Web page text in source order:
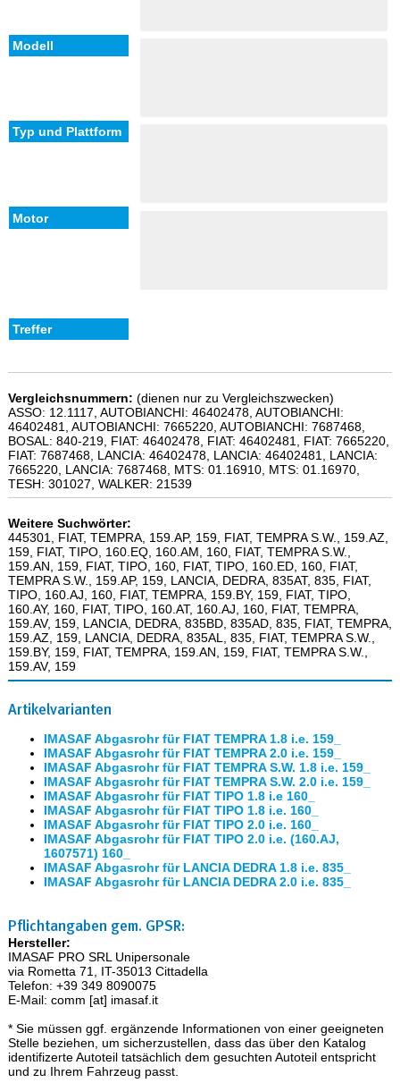
Vergleichsnummern: (dienen nur zu Vergleichszwecken)
ASSO: 12.1117, AUTOBIANCHI: 46402478, AUTOBIANCHI:
46402481, AUTOBIANCHI: 7665220, AUTOBIANCHI: 7687468,
BOSAL: 840-219, FIAT: 46402478, FIAT: 46402481, FIAT: 7665220,
FIAT: 7687468, LANCIA: 46402478, LANCIA: 46402481, LANCIA:
7665220, LANCIA: 7687468, MTS: 01.16910, MTS: 01.16970,
TESH: 301027, WALKER: 21539
Weitere Suchwörter:
445301, FIAT, TEMPRA, 159.AP, 159, FIAT, TEMPRA S.W., 159.AZ,
159, FIAT, TIPO, 160.EQ, 160.AM, 160, FIAT, TEMPRA S.W.,
159.AN, 159, FIAT, TIPO, 160, FIAT, TIPO, 160.ED, 160, FIAT,
TEMPRA S.W., 159.AP, 159, LANCIA, DEDRA, 835AT, 835, FIAT,
TIPO, 160.AJ, 160, FIAT, TEMPRA, 159.BY, 159, FIAT, TIPO,
160.AY, 160, FIAT, TIPO, 160.AT, 160.AJ, 160, FIAT, TEMPRA,
159.AV, 159, LANCIA, DEDRA, 835BD, 835AD, 835, FIAT, TEMPRA,
159.AZ, 159, LANCIA, DEDRA, 835AL, 835, FIAT, TEMPRA S.W.,
159.BY, 159, FIAT, TEMPRA, 159.AN, 159, FIAT, TEMPRA S.W.,
159.AV, 159
Artikelvarianten
IMASAF Abgasrohr für FIAT TEMPRA 1.8 i.e. 159_
IMASAF Abgasrohr für FIAT TEMPRA 2.0 i.e. 159_
IMASAF Abgasrohr für FIAT TEMPRA S.W. 1.8 i.e. 159_
IMASAF Abgasrohr für FIAT TEMPRA S.W. 2.0 i.e. 159_
IMASAF Abgasrohr für FIAT TIPO 1.8 i.e 160_
IMASAF Abgasrohr für FIAT TIPO 1.8 i.e. 160_
IMASAF Abgasrohr für FIAT TIPO 2.0 i.e. 160_
IMASAF Abgasrohr für FIAT TIPO 2.0 i.e. (160.AJ,
1607571) 160_
IMASAF Abgasrohr für LANCIA DEDRA 1.8 i.e. 835_
IMASAF Abgasrohr für LANCIA DEDRA 2.0 i.e. 835_
Pflichtangaben gem. GPSR:
Hersteller:
IMASAF PRO SRL Unipersonale
via Rometta 71, IT-35013 Cittadella
Telefon: +39 349 8090075
E-Mail: comm [at] imasaf.it
* Sie müssen ggf. ergänzende Informationen von einer geeigneten
Stelle beziehen, um sicherzustellen, dass das über den Katalog
identifizerte Autoteil tatsächlich dem gesuchten Autoteil entspricht
und zu Ihrem Fahrzeug passt.